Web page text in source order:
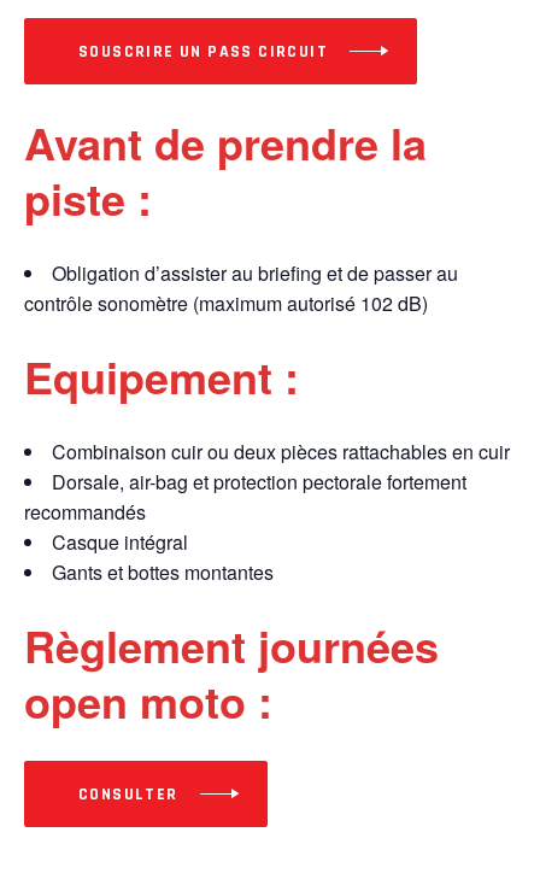
SOUSCRIRE UN PASS CIRCUIT
Avant de prendre la
piste :
Obligation d’assister au briefing et de passer au
contrôle sonomètre (maximum autorisé 102 dB)
Equipement :
Combinaison cuir ou deux pièces rattachables en cuir
Dorsale, air-bag et protection pectorale fortement
recommandés
Casque intégral
Gants et bottes montantes
Règlement journées
open moto :
CONSULTER